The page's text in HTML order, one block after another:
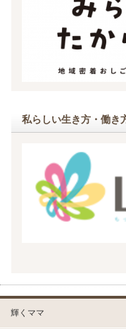
私らしい生き方・働
輝くママ